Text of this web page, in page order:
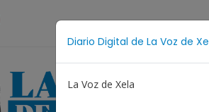
Diario Digital de La Voz de
La Voz de Xela